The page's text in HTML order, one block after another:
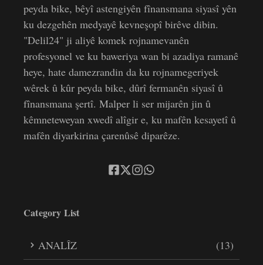
peyda bike, bêyî astengiyên fînansmana siyasî yên
ku dezgehên medyayê kevneşopî birêve dibin.
"Delil24" ji aliyê komek rojnamevanên
profesyonel ve ku baweriya wan bi azadiya ramanê
heye, hate damezrandin da ku rojnamegeriyek
wêrek û kûr peyda bike, dûrî fermanên siyasî û
fînansmana şertî. Malper li ser mijarên jin û
kêmneteweyan xwedî alîgir e, ku mafên kesayetî û
mafên diyarkirina çarenûsê diparêze.
Category List
ANALÎZ
(13)